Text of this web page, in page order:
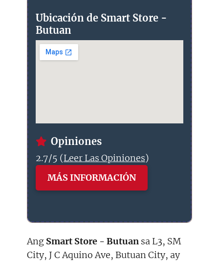
Ubicación de Smart Store -
Butuan
Opiniones
2.7/5 (Leer Las Opiniones)
MÁS INFORMACIÓN
Ang Smart Store - Butuan sa L3, SM
City, J C Aquino Ave, Butuan City, ay